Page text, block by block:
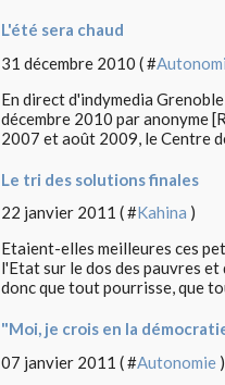
L'été sera chaud
31 décembre 2010 ( #
En direct d'indymedia
décembre 2010 par anonyme
2007 et août 2009, le Centre
Le tri des solutions finales
22 janvier 2011 ( #Kahina )
Etaient-elles meilleures ces
l'Etat sur le dos des pauvres
donc que tout pourrisse, que
"Moi, je crois en la
07 janvier 2011 ( #Autonomie )